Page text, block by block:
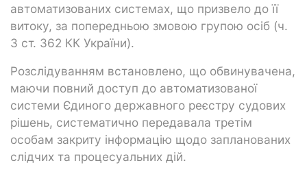
автоматизованих системах, що призвело до її
витоку, за попередньою змовою групою осіб (ч.
3 ст. 362 КК України).
Розслідуванням встановлено, що обвинувачена,
маючи повний доступ до автоматизованої
системи Єдиного державного реєстру судових
рішень, систематично передавала третім
особам закриту інформацію щодо запланованих
слідчих та процесуальних дій.